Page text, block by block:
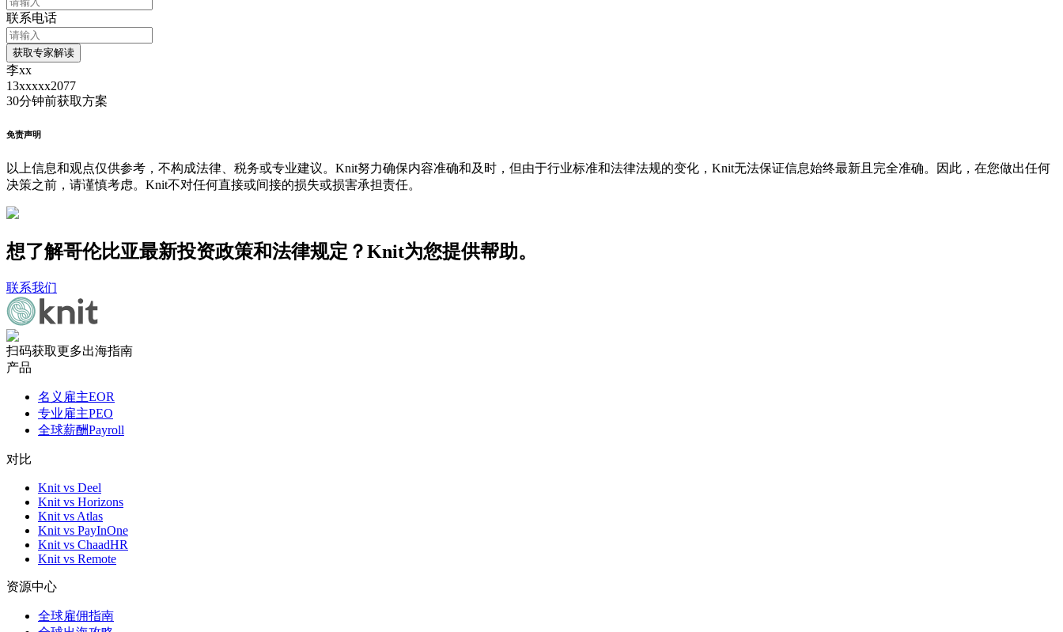
联系电话
获取专家解读
李xx
13xxxxx2077
30分钟前获取方案
免责声明
以上信息和观点仅供参考，不构成法律、税务或专业建议。Knit努力确保内容准确和及时，但由于行业标准和法律法规的变化，Knit无法保证信息始终最新且完全准确。因此，在您做出任何
决策之前，请谨慎考虑。Knit不对任何直接或间接的损失或损害承担责任。
想了解哥伦比亚最新投资政策和法律规定？Knit为您提供帮助。
联系我们
扫码获取更多出海指南
产品
名义雇主EOR
专业雇主PEO
全球薪酬Payroll
对比
Knit vs Deel
Knit vs Horizons
Knit vs Atlas
Knit vs PayInOne
Knit vs ChaadHR
Knit vs Remote
资源中心
全球雇佣指南